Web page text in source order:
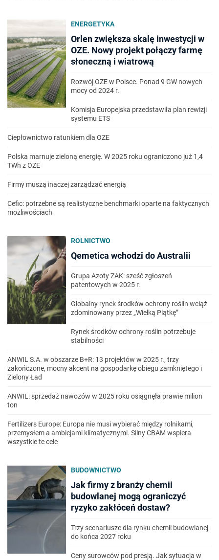
ENERGETYKA
Orlen zwiększa skalę inwestycji w
OZE. Nowy projekt połączy farmę
słoneczną i wiatrową
Rozwój OZE w Polsce. Ponad 9 GW nowych
mocy od 2024 r.
Komisja Europejska przedstawiła plan rewizji
systemu ETS
Ciepłownictwo ratunkiem dla OZE
Polska marnuje zieloną energię. W 2025 roku ograniczono już 1,4
TWh z OZE
Firmy muszą inaczej zarządzać energią
Cefic: potrzebne są realistyczne benchmarki oparte na faktycznych
możliwościach
ROLNICTWO
Qemetica wchodzi do Australii
Grupa Azoty ZAK: sześć zgłoszeń
patentowych w 2025 r.
Globalny rynek środków ochrony roślin wciąż
zdominowany przez „Wielką Piątkę”
Rynek środków ochrony roślin potrzebuje
stabilności
ANWIL S.A. w obszarze B+R: 13 projektów w 2025 r., trzy
zakończone, mocny akcent na gospodarkę obiegu zamkniętego i
Zielony Ład
ANWIL: sprzedaż nawozów w 2025 roku osiągnęła prawie milion
ton
Fertilizers Europe: Europa nie musi wybierać między rolnikami,
przemysłem a ambicjami klimatycznymi. Silny CBAM wspiera
wszystkie te cele
BUDOWNICTWO
Jak firmy z branży chemii
budowlanej mogą ograniczyć
ryzyko zakłóceń dostaw?
Trzy scenariusze dla rynku chemii budowlanej
do końca 2027 roku
Ceny surowców pod presją. Jak sytuacja w